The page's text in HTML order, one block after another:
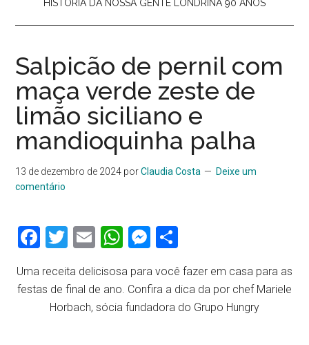
HISTÓRIA DA NOSSA GENTE LONDRINA 90 ANOS
Salpicão de pernil com
maça verde zeste de
limão siciliano e
mandioquinha palha
13 de dezembro de 2024 porClaudia Costa
Deixe um
comentário
Facebook
Twitter
EmailWhatsApp
Messenger
Uma receita delicisosa para você fazer em casa para as
festas de final de ano. Confira a dica da por chef Mariele
Horbach, sócia fundadora do Grupo Hungry